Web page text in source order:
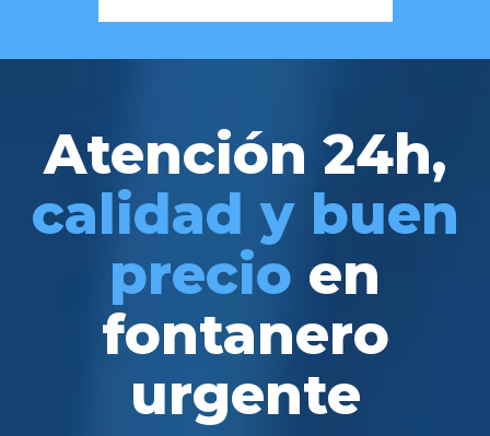
Atención 24h,
calidad y buen
precio en
fontanero
urgente